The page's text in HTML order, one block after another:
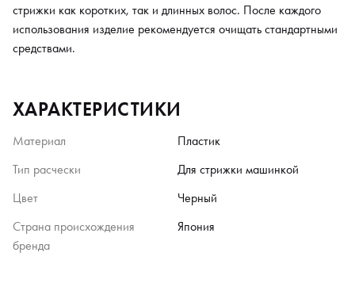
стрижки как коротких, так и длинных волос. После каждого
использования изделие рекомендуется очищать стандартными
средствами.
ХАРАКТЕРИСТИКИ
Материал
Пластик
Тип расчески
Для стрижки машинкой
Цвет
Черный
Страна происхождения
бренда
Япония